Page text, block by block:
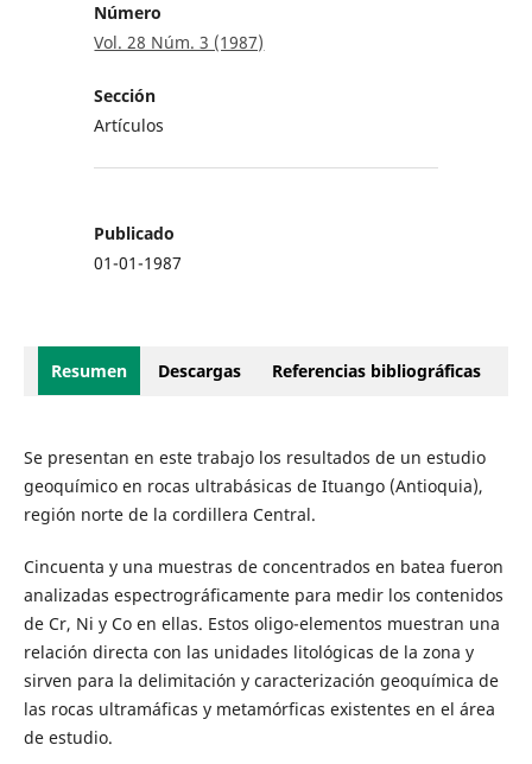
Número
Vol. 28 Núm. 3 (1987)
Sección
Artículos
Publicado
01-01-1987
Resumen Descargas Referencias bibliográficas
Se presentan en este trabajo los resultados de un estudio
geoquímico en rocas ultrabásicas de Ituango (Antioquia),
región norte de la cordillera Central.
Cincuenta y una muestras de concen­trados en batea fueron
analizadas espectrográficamente para medir los contenidos
de Cr, Ni y Co en ellas. Estos oligo-elementos muestran una
relación directa con las unidades litológicas de la zona y
sirven para la de­limitación y caracterización geoquímica de
las rocas ultramáficas y metamórficas existentes en el área
de estudio.